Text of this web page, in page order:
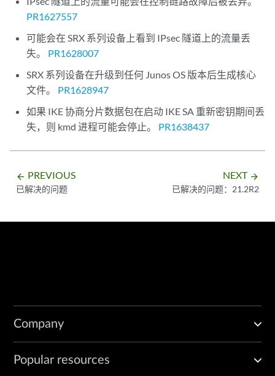
PR1627557
可能会在 SRX 系列设备上看到 IPsec 隧道上的流量丢
失。 PR1628007
SRX 系列设备在升级到任何 Junos OS 版本后生成核心
文件。 PR1628947
如果 IKE 协商分片数据包在启动 IKE SA 重新密钥期间丢
失，则 kmd 进程可能会停止。 PR1638437
arrow_backward PREVIOUS
已解决的问题
NEXT arrow_forward
已解决的问题：21.2R2
Company
Popular resources